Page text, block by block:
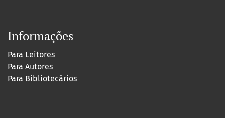
Informações
Para Leitores
Para Autores
Para Bibliotecários